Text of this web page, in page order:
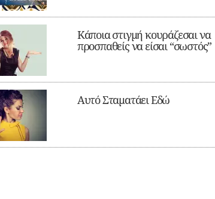
Κάποια στιγμή κουράζεσαι να
προσπαθείς να είσαι “σωστός”
Αυτό Σταματάει Εδώ